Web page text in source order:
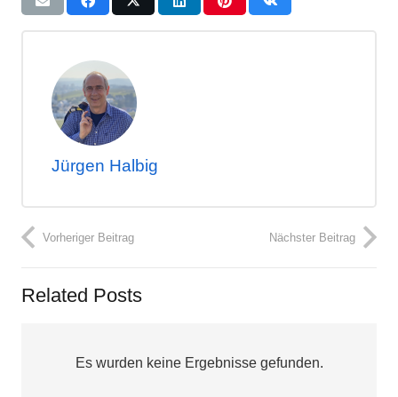
Jürgen Halbig
Vorheriger Beitrag Nächster Beitrag
Related Posts
Es wurden keine Ergebnisse gefunden.